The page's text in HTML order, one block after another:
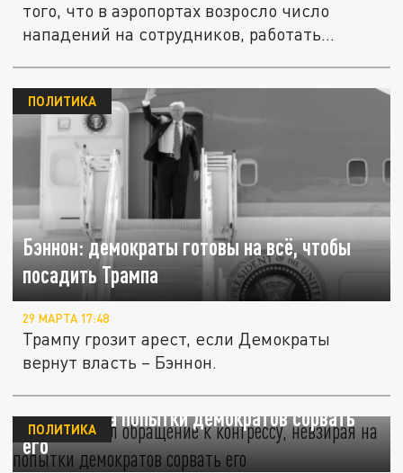
того, что в аэропортах возросло число
нападений на сотрудников, работать...
Бэннон: демократы готовы на всё, чтобы
посадить Трампа
ПОЛИТИКА
29 МАРТА 17:48
Трампу грозит арест, если Демократы
вернут власть – Бэннон.
Трамп начал обращение к конгрессу,
невзирая на попытки демократов сорвать
его
ПОЛИТИКА